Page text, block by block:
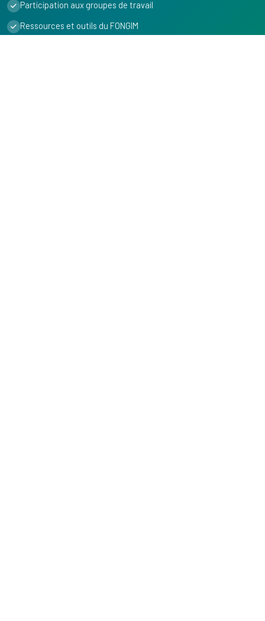
Participation aux groupes de travail
Ressources et outils du FONGIM